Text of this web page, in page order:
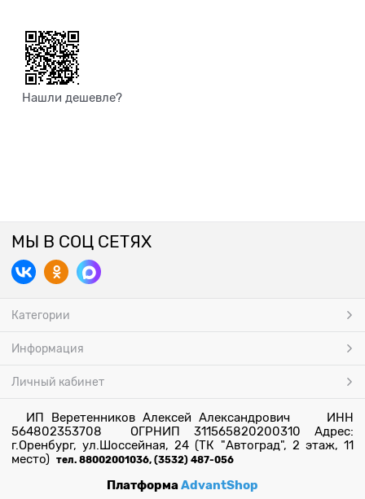
Нашли дешевле?
МЫ В СОЦ СЕТЯХ
Категории
Информация
Личный кабинет
ИП Веретенников Алексей Александрович ИНН
564802353708 ОГРНИП 311565820200310 Адрес:
г.Оренбург, ул.Шоссейная, 24 (ТК "Автоград", 2 этаж, 11
место) тел. 88002001036, (3532) 487-056
ПлатформаAdvantShop